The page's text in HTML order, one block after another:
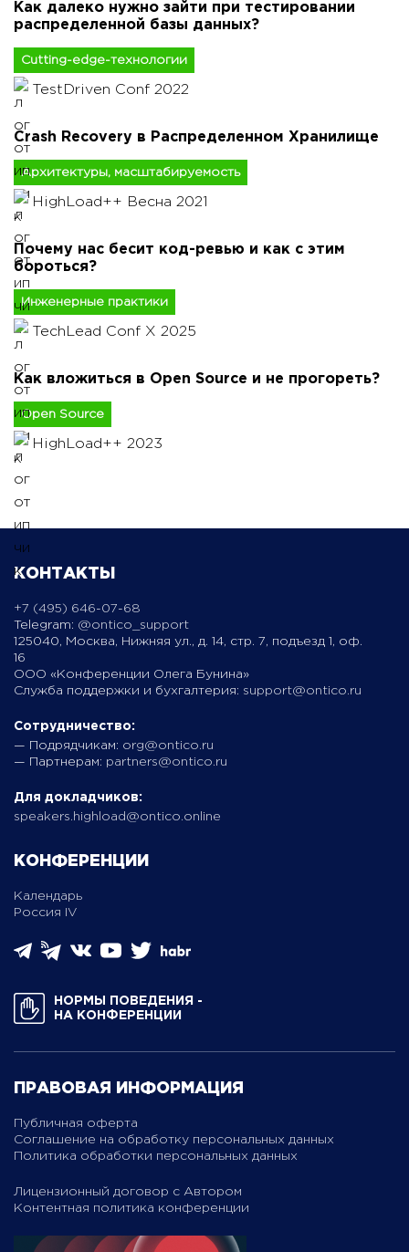
Как далеко нужно зайти при тестировании
распределенной базы данных?
Cutting-edge-технологии
TestDriven Conf 2022
Crash Recovery в Распределенном Хранилище
Архитектуры, масштабируемость
HighLoad++ Весна 2021
Почему нас бесит код-ревью и как с этим
бороться?
Инженерные практики
TechLead Conf X 2025
Как вложиться в Open Source и не прогореть?
Open Source
HighLoad++ 2023
КОНТАКТЫ
+7 (495) 646-07-68
Telegram: @ontico_support
125040, Москва, Нижняя ул., д. 14, стр. 7, подъезд 1, оф.
16
ООО «Конференции Олега Бунина»
Служба поддержки и бухгалтерия: support@ontico.ru
Сотрудничество:
— Подрядчикам: org@ontico.ru
— Партнерам: partners@ontico.ru
Для докладчиков:
speakers.highload@ontico.online
КОНФЕРЕНЦИИ
Календарь
Россия IV
НОРМЫ ПОВЕДЕНИЯ ­
НА КОНФЕРЕНЦИИ
ПРАВОВАЯ ИНФОРМАЦИЯ
Публичная оферта
Соглашение на обработку персональных данных
Политика обработки персональных данных
Лицензионный договор с Автором
Контентная политика конференции